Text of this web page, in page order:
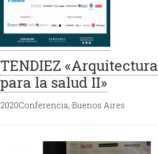
TENDIEZ «Arquitectura
para la salud II»
2020Conferencia, Buenos Aires